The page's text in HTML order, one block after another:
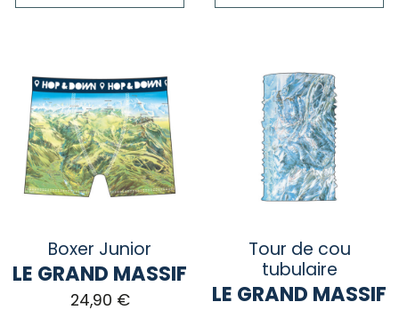
plusieurs
variations.
Les
options
peuvent
être
la
page
plusieurs
variations.
options
peuvent
page
Boxer Junior
LE GRAND MASSIF
24,90 €
Tour de cou
tubulaire
LE GRAND MASSIF